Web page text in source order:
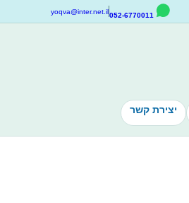
052-6770011
yoqva@inter.net.il
יצירת קשר